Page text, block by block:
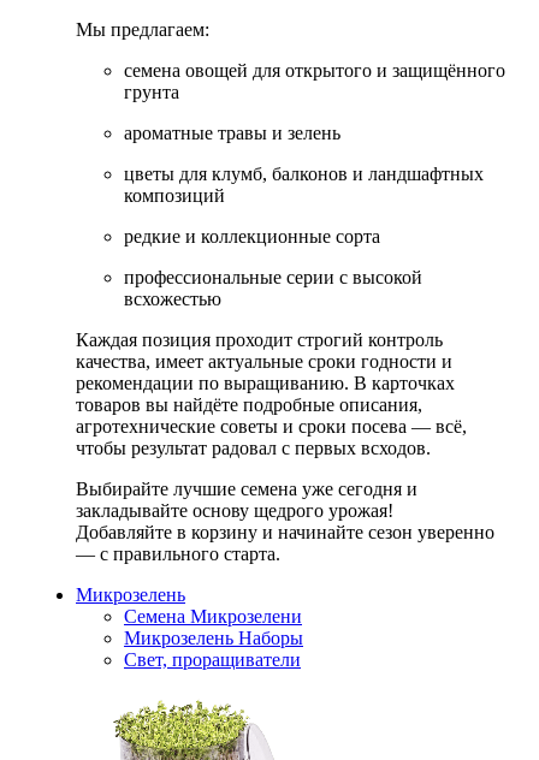
Мы предлагаем:
семена овощей для открытого и защищённого
грунта
ароматные травы и зелень
цветы для клумб, балконов и ландшафтных
композиций
редкие и коллекционные сорта
профессиональные серии с высокой
всхожестью
Каждая позиция проходит строгий контроль
качества, имеет актуальные сроки годности и
рекомендации по выращиванию. В карточках
товаров вы найдёте подробные описания,
агротехнические советы и сроки посева — всё,
чтобы результат радовал с первых всходов.
Выбирайте лучшие семена уже сегодня и
закладывайте основу щедрого урожая!
Добавляйте в корзину и начинайте сезон уверенно
— с правильного старта.
Микрозелень
Семена Микрозелени
Микрозелень Наборы
Свет, проращиватели